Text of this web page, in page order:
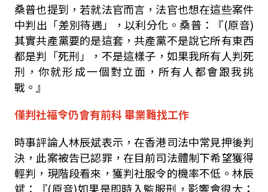
桑普也提到，若就法官而言，法官也想在這些案件
中判出「差別待遇」，以利分化。桑普 ：『(原音)
其實共產黨要的是這套，共產黨不是說它所有東西
都是判 「死刑 」
，不是這樣子，如果我所有人判死
刑，你就形成一個對立面，所有人都會跟我挑
戰。 』
僅判社福令仍會有前科 畢業難找工作
時事評論人林辰斌表示，在香港司法中常見押後判
決，此案被告已認罪，在目前司法體制下希望獲得
輕判，現階段看來，獲判社服令的機率不低。林辰
斌：『(原音)如果是即時入監服刑，影響會很大；